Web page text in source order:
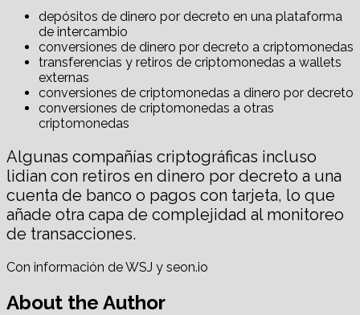
depósitos de dinero por decreto en una plataforma
de intercambio
conversiones de dinero por decreto a criptomonedas
transferencias y retiros de criptomonedas a wallets
externas
conversiones de criptomonedas a dinero por decreto
conversiones de criptomonedas a otras
criptomonedas
Algunas compañías criptográficas incluso
lidian con retiros en dinero por decreto a una
cuenta de banco o pagos con tarjeta, lo que
añade otra capa de complejidad al monitoreo
de transacciones.
Con información de WSJ y seon.io
About the Author